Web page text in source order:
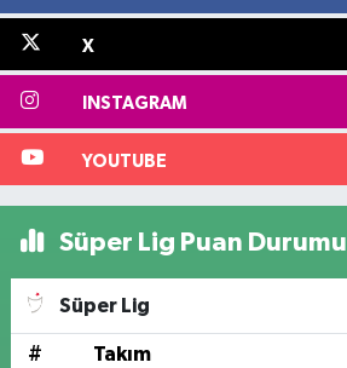
X
INSTAGRAM
YOUTUBE
Süper Lig Puan Durumu
Süper Lig
# Takım